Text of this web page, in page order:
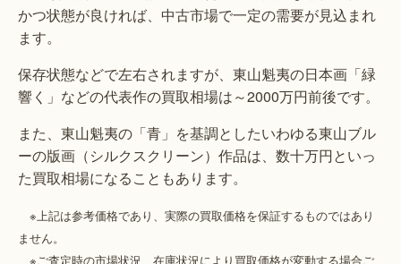
かつ状態が良ければ、中古市場で一定の需要が見込まれ
ます。
保存状態などで左右されますが、東山魁夷の日本画「緑
響く」などの代表作の買取相場は～2000万円前後です。
また、東山魁夷の「青」を基調としたいわゆる東山ブル
ーの版画（シルクスクリーン）作品は、数十万円といっ
た買取相場になることもあります。
※上記は参考価格であり、実際の買取価格を保証するものではあり
ません。
※ご査定時の市場状況、在庫状況により買取価格が変動する場合ご